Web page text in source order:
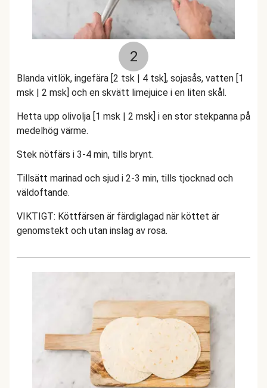
2
Blanda vitlök, ingefära [2 tsk | 4 tsk], sojasås, vatten [1
msk | 2 msk] och en skvätt limejuice i en liten skål.
Hetta upp olivolja [1 msk | 2 msk] i en stor stekpanna på
medelhög värme.
Stek nötfärs i 3-4 min, tills brynt.
Tillsätt marinad och sjud i 2-3 min, tills tjocknad och
väldoftande.
VIKTIGT: Köttfärsen är färdiglagad när köttet är
genomstekt och utan inslag av rosa.